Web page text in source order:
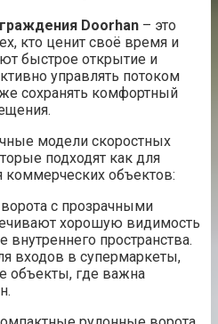
Doorhan – это
кто ценит своё время и
быстрое открытие и
управлять потоком
сохранять комфортный
модели скоростных
подходят как для
объектов:
ворота с прозрачными
хорошую видимость
внутреннего пространства.
входов в супермаркеты,
объекты, где важна